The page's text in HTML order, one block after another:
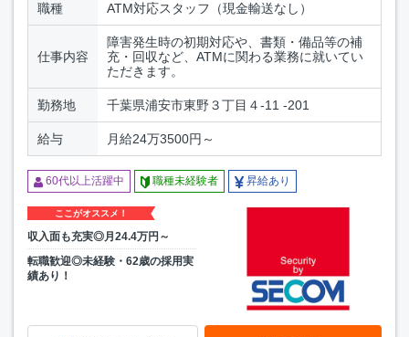
職種 ATM対応スタッフ（現金輸送なし）
仕事内容
障害発生時の初期対応や、書類・備品等の補
充・回収など、ATMに関わる業務に就いてい
ただきます。
勤務地 千葉県浦安市東野３丁目４-11 -201
給与 月給24万3500円～
60代以上活躍中 職種未経験者 昇給あり
ここがオススメ！
収入面も充実◎月24.4万円～
転職歓迎◎未経験・62歳の採用実
績あり！